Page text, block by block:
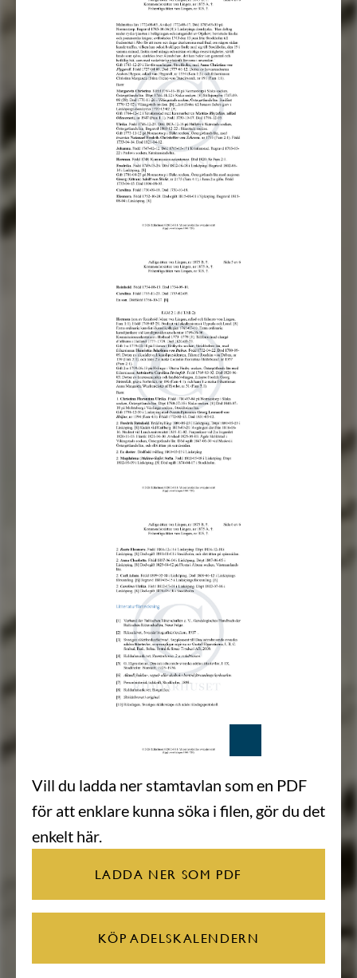
Vill du ladda ner stamtavlan som en PDF
för att enklare kunna söka i filen, gör du det
enkelt här.
LADDA NER SOM PDF
KÖP ADELSKALENDERN